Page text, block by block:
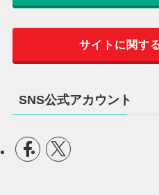
サイトに関す
SNS公式アカウント